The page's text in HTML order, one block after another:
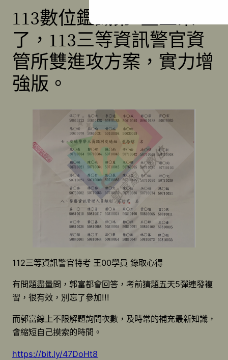
113數位鑑識第6堂上架
了，113三等資訊警官資
管所雙進攻方案，實力增
強版。
112三等資訊警官特考 王00學員 錄取心得
有問題盡量問，郭富都會回答，考前猜題五天5彈連發複
習，很有效，別忘了參加!!!
而郭富線上不限解題詢問次數，及時常的補充最新知識，
會縮短自己摸索的時間。
https://bit.ly/47DoHt8